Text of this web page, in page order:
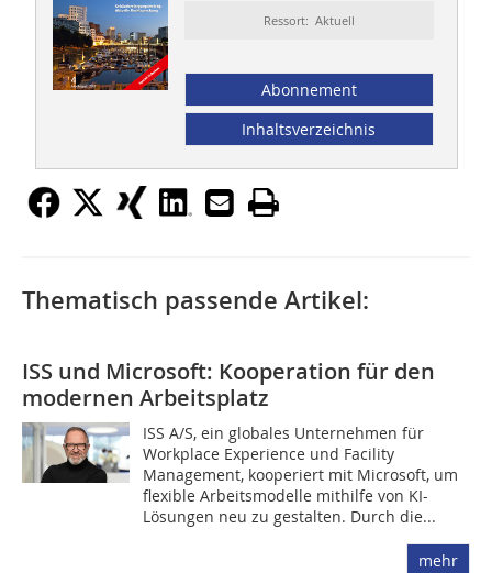
Ressort: Aktuell
Abonnement
Inhaltsverzeichnis
Thematisch passende Artikel:
ISS und Microsoft: Kooperation für den
modernen Arbeitsplatz
ISS A/S, ein globales Unternehmen für
Workplace Experience und Facility
Management, kooperiert mit Microsoft, um
flexible Arbeitsmodelle mithilfe von KI-
Lösungen neu zu gestalten. Durch die...
mehr